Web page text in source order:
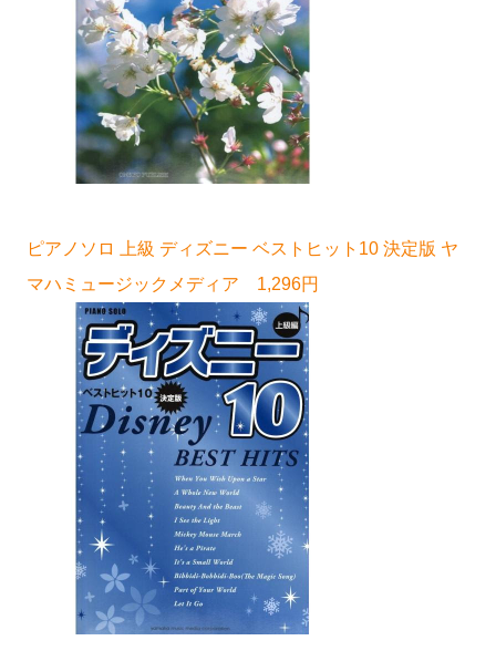
ピアノソロ 上級 ディズニー ベストヒット10 決定版 ヤ
マハミュージックメディア 1,296円